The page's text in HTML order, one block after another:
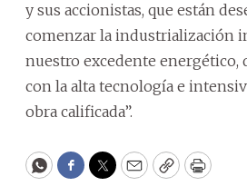
y sus accionistas, que están
comenzar la industrialización
nuestro excedente energético,
con la alta tecnología e
obra calificada”.
WhatsApp
Facebook
Twitter
EmailCopyPrint